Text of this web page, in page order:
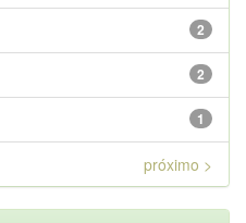
2
2
1
próximo >